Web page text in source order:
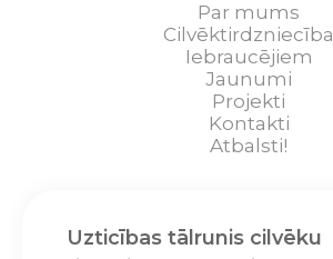
Par mums
Cilvēktirdzniecība
Iebraucējiem
Jaunumi
Projekti
Kontakti
Atbalsti!
Uzticības tālrunis cilvēku